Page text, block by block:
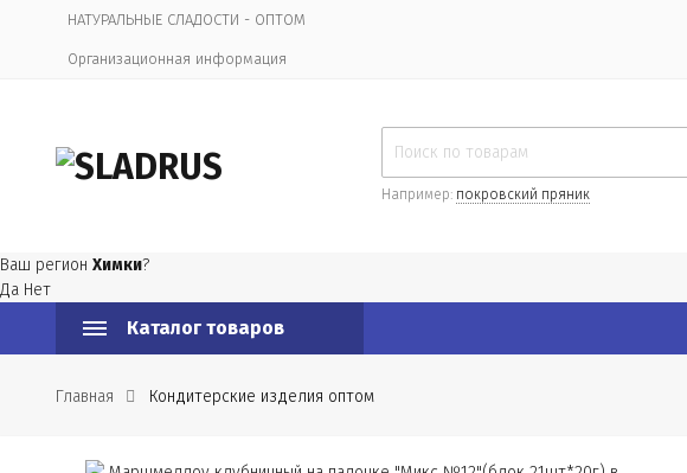
НАТУРАЛЬНЫЕ СЛАДОСТИ - ОПТОМ
Организационная информация
Например: покровский пряник
Ваш регион Химки?
Да Нет
Каталог товаров
Главная Кондитерские изделия оптом